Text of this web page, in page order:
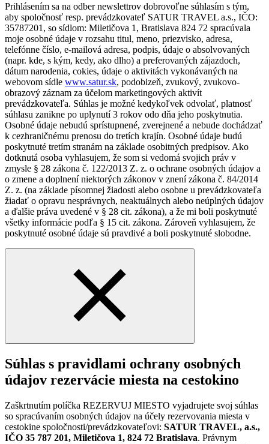
Prihlásením sa na odber newslettrov dobrovoľne súhlasím s tým,
aby spoločnosť resp. prevádzkovateľ SATUR TRAVEL a.s., IČO:
35787201, so sídlom: Miletičova 1, Bratislava 824 72 spracúvala
moje osobné údaje v rozsahu titul, meno, priezvisko, adresa,
telefónne číslo, e-mailová adresa, podpis, údaje o absolvovaných
(napr. kde, s kým, kedy, ako dlho) a preferovaných zájazdoch,
dátum narodenia, cokies, údaje o aktivitách vykonávaných na
webovom sídle www.satur.sk, podobizeň, zvukový, zvukovo-
obrazový záznam za účelom marketingových aktivít
prevádzkovateľa. Súhlas je možné kedykoľvek odvolať, platnosť
súhlasu zanikne po uplynutí 3 rokov odo dňa jeho poskytnutia.
Osobné údaje nebudú sprístupnené, zverejnené a nebude dochádzať
k cezhraničnému prenosu do tretích krajín. Osobné údaje budú
poskytnuté tretím stranám na základe osobitných predpisov. Ako
dotknutá osoba vyhlasujem, že som si vedomá svojich práv v
zmysle § 28 zákona č. 122/2013 Z. z. o ochrane osobných údajov a
o zmene a doplnení niektorých zákonov v znení zákona č. 84/2014
Z. z. (na základe písomnej žiadosti alebo osobne u prevádzkovateľa
žiadať o opravu nesprávnych, neaktuálnych alebo neúplných údajov
a ďalšie práva uvedené v § 28 cit. zákona), a že mi boli poskytnuté
všetky informácie podľa § 15 cit. zákona. Zároveň vyhlasujem, že
poskytnuté osobné údaje sú pravdivé a boli poskytnuté slobodne.
Súhlas s pravidlami ochrany osobných
údajov rezervácie miesta na cestokino
Zaškrtnutím políčka REZERVUJ MIESTO vyjadrujete svoj súhlas
so spracúvaním osobných údajov na účely rezervovania miesta v
cestokine spoločnosti/prevádzkovateľovi: SATUR TRAVEL, a.s.,
IČO 35 787 201, Miletičova 1, 824 72 Bratislava. Právnym